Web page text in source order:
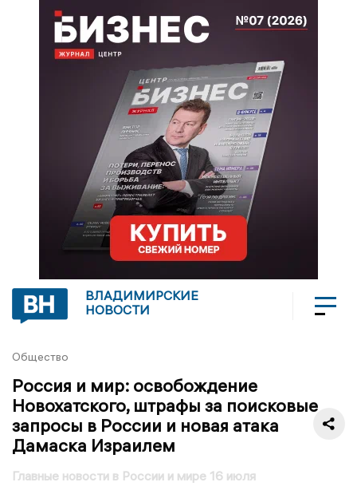
ВЛАДИМИРСКИЕ
НОВОСТИ
Общество
Россия и мир: освобождение
Новохатского, штрафы за поисковые
запросы в России и новая атака
Дамаска Израилем
Главные новости в России и мире 16 июля